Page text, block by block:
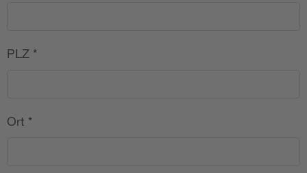
PLZ *
Ort *